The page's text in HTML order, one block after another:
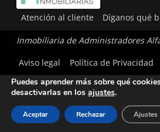
Atención al cliente Díganos qué
Inmobiliaria de Administradores
Aviso legal
Política de Privacidad
Utilizamos cookies para ofrecerte la
nuestra web.
Puedes aprender más sobre qué
desactivarlas en los ajustes.
Aceptar Rechazar Ajustes